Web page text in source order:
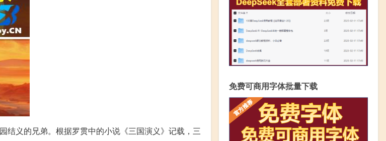
结义的兄弟。根据罗贯中的小说《三国演义》记载，三
免费可商用字体批量下载